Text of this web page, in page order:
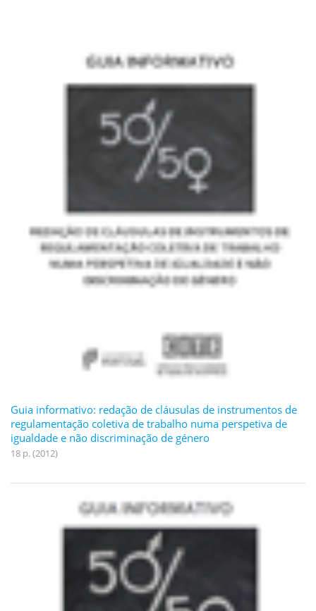
Guia informativo: redação de cláusulas de instrumentos de
regulamentação coletiva de trabalho numa perspetiva de
igualdade e não discriminação de género
18 p. (2012)